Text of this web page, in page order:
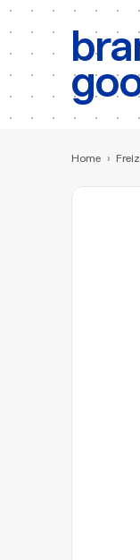
b:
Home ›